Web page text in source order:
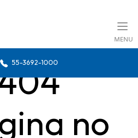
MENU
55-3692-1000
no